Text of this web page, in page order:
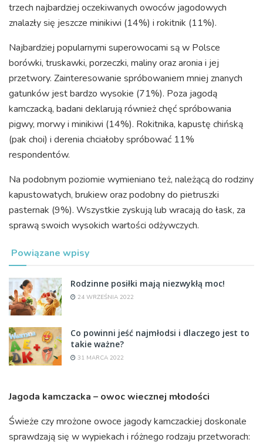
trzech najbardziej oczekiwanych owoców jagodowych
znalazły się jeszcze minikiwi (14%) i rokitnik (11%).
Najbardziej popularnymi superowocami są w Polsce
borówki, truskawki, porzeczki, maliny oraz aronia i jej
przetwory. Zainteresowanie spróbowaniem mniej znanych
gatunków jest bardzo wysokie (71%). Poza jagodą
kamczacką, badani deklarują również chęć spróbowania
pigwy, morwy i minikiwi (14%). Rokitnika, kapustę chińską
(pak choi) i derenia chciałoby spróbować 11%
respondentów.
Na podobnym poziomie wymieniano też, należącą do rodziny
kapustowatych, brukiew oraz podobny do pietruszki
pasternak (9%). Wszystkie zyskują lub wracają do łask, za
sprawą swoich wysokich wartości odżywczych.
Powiązane wpisy
Rodzinne posiłki mają niezwykłą moc!
24 WRZEŚNIA 2022
Co powinni jeść najmłodsi i dlaczego jest to
takie ważne?
31 MARCA 2022
Jagoda kamczacka – owoc wiecznej młodości
Świeże czy mrożone owoce jagody kamczackiej doskonale
sprawdzają się w wypiekach i różnego rodzaju przetworach: